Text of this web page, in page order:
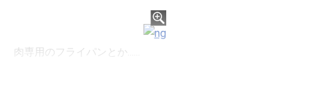
肉専用のフライパンとか……